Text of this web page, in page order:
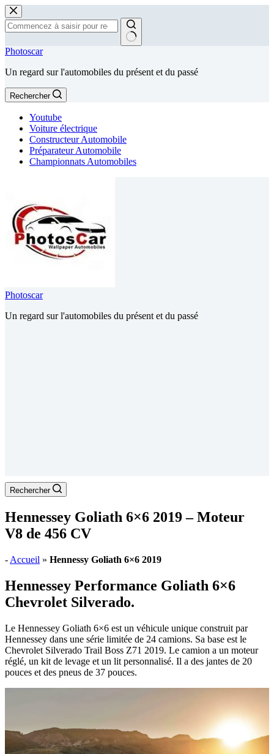
Passer
au
contenu
Aucun
Photoscar
Un regard sur l'automobiles du présent et du passé
Rechercher
Youtube
Voiture électrique
Constructeur Automobile
Préparateur Automobile
Championnats Automobiles
Photoscar
Un regard sur l'automobiles du présent et du passé
Rechercher
Hennessey Goliath 6×6 2019 – Moteur
V8 de 456 CV
- Accueil » Hennessy Goliath 6×6 2019
Hennessey Performance Goliath 6×6
Chevrolet Silverado.
Le Hennessey Goliath 6×6 est un véhicule unique construit par
Hennessey dans une série limitée de 24 camions. Sa base est le
Chevrolet Silverado Trail Boss Z71 2019. Le camion a un moteur
réglé, un kit de levage et un lit personnalisé. Il a des jantes de 20
pouces et des pneus de 37 pouces.